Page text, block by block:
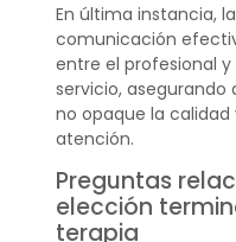
En última instancia,
comunicación
entre el profesional
servicio,
no opaque la calidad
atención.
Preguntas
elección
terapia